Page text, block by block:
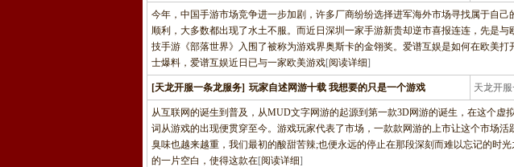
龙服
今年，中国手游市场竞争进一步加剧，许多厂商纷纷选择进军海外市场寻找属于自
顺利，大多数都出现了水土不服。而近日深圳一家手游新贵却逆市喜报连连，先是
技手游《部落世界》入围了被称为游戏界奥斯卡的金翎奖。爱谱互娱是如何在欧美
士爆料，爱谱互娱近日已与一家欧美游戏[阅读详细]
[天龙开服一条龙服务] 玩家自述网游十载 我想要的只是一个游戏 天龙开
龙服
从互联网的诞生到普及，从MUD文字网游的起源到第一款3D网游的诞生，在这个虚
词从游戏的出现便贯穿至今。游戏玩家代表了市场，一款款网游的上市让这个市场
臭味也越来越重，我们最初的酸甜苦辣;也便永远的停止在那段深刻而难以忘记的时
的一片空白，使得这款在[阅读详细]